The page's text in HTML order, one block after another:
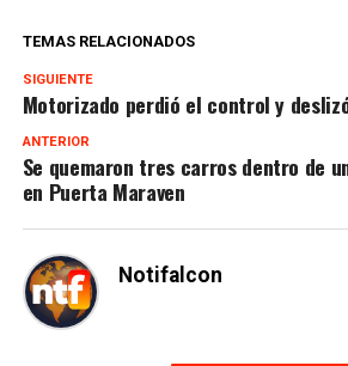
TEMAS RELACIONADOS
SIGUIENTE
Motorizado perdió el control y
ANTERIOR
Se quemaron tres carros dentro de
en Puerta Maraven
Notifalcon